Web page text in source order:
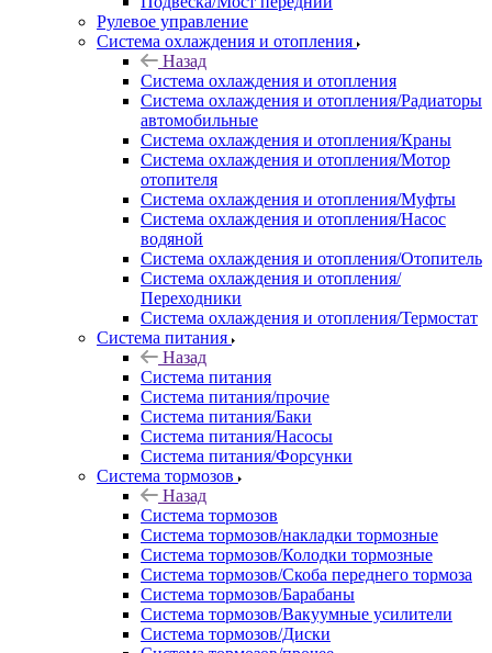
Рулевое управление
Система охлаждения и отопления
Назад
Система охлаждения и отопления
Система охлаждения и отопления/Радиаторы
автомобильные
Система охлаждения и отопления/Краны
Система охлаждения и отопления/Мотор
отопителя
Система охлаждения и отопления/Муфты
Система охлаждения и отопления/Насос
водяной
Система охлаждения и отопления/Отопитель
Система охлаждения и отопления/
Переходники
Система охлаждения и отопления/Термостат
Система питания
Назад
Система питания
Система питания/прочие
Система питания/Баки
Система питания/Насосы
Система питания/Форсунки
Система тормозов
Назад
Система тормозов
Система тормозов/накладки тормозные
Система тормозов/Колодки тормозные
Система тормозов/Скоба переднего тормоза
Система тормозов/Барабаны
Система тормозов/Вакуумные усилители
Система тормозов/Диски